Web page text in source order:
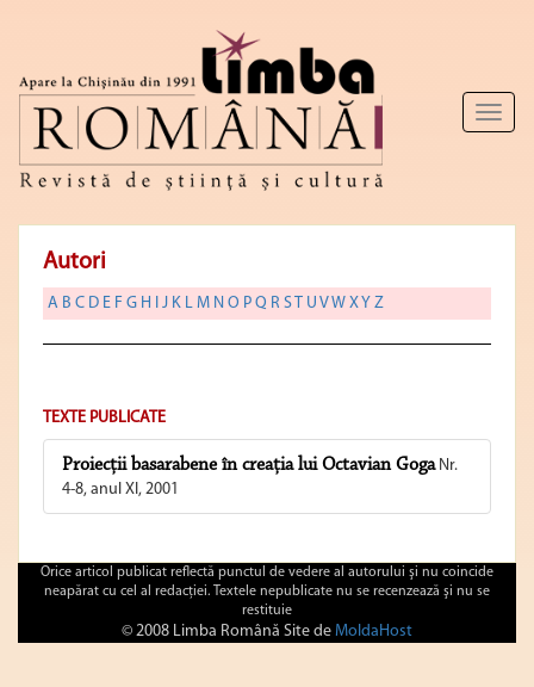
Toggle
Autori
A B C D E F G H I J K L M N O P Q R S T U VW X Y Z
TEXTE PUBLICATE
Proiecţii basarabene în creaţia lui Octavian GogaNr.
4-8, anul XI, 2001
Orice articol publicat reflectă punctul de vedere al autorului şi nu coincide
neapărat cu cel al redacţiei. Textele nepublicate nu se recenzează şi nu se
restituie
© 2008 Limba Română Site de MoldaHost